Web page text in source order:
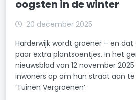
oogsten in de winter
20 december 2025
Harderwijk wordt groener – en
paar extra plantsoentjes. In het
nieuwsblad van 12 november
inwoners op om hun straat aan
‘Tuinen Vergroenen’.